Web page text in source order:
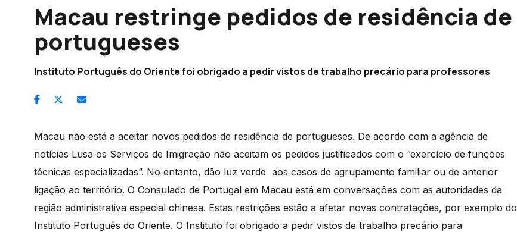
Macau restringe pedidos de residência de
portugueses
Instituto Português do Oriente foi obrigado a pedir vistos de trabalho precário para professores
Macau não está a aceitar novos pedidos de residência de portugueses. De acordo com a agência de
notícias Lusa os Serviços de Imigração não aceitam os pedidos justificados com o “exercício de funções
técnicas especializadas”. No entanto, dão luz verde aos casos de agrupamento familiar ou de anterior
ligação ao território. O Consulado de Portugal em Macau está em conversações com as autoridades da
região administrativa especial chinesa. Estas restrições estão a afetar novas contratações, por exemplo do
Instituto Português do Oriente. O Instituto foi obrigado a pedir vistos de trabalho precário para